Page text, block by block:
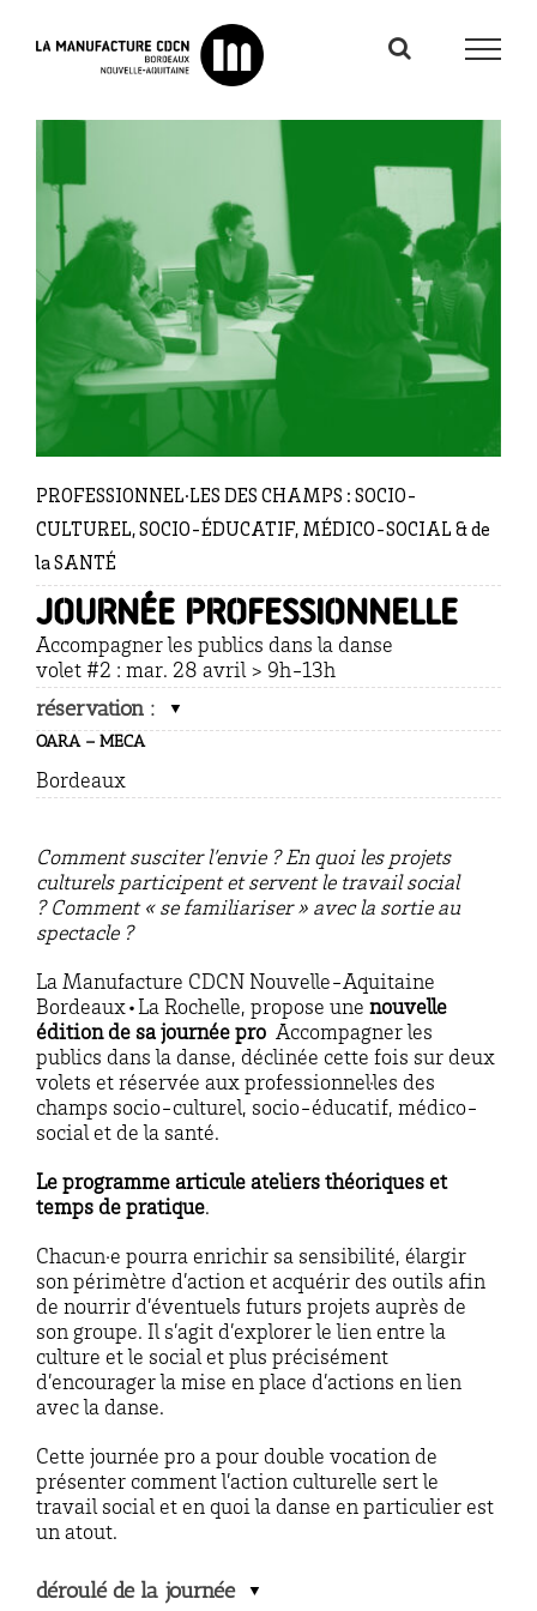
PROFESSIONNEL·LES DES CHAMPS : SOCIO-
CULTUREL, SOCIO-ÉDUCATIF, MÉDICO-SOCIAL & de
la SANTÉ
Journée professionnelle
Accompagner les publics dans la danse
volet #2 : mar. 28 avril > 9h-13h
réservation :
OARA – MECA
Bordeaux
Comment susciter l’envie ? En quoi les projets
culturels participent et servent le travail social
? Comment « se familiariser » avec la sortie au
spectacle ?
La Manufacture CDCN Nouvelle-Aquitaine
Bordeaux•La Rochelle, propose une nouvelle
édition de sa journée pro Accompagner les
publics dans la danse, déclinée cette fois sur deux
volets et réservée aux professionnel·les des
champs socio-culturel, socio-éducatif, médico-
social et de la santé.
Le programme articule ateliers théoriques et
temps de pratique.
Chacun·e pourra enrichir sa sensibilité, élargir
son périmètre d’action et acquérir des outils afin
de nourrir d’éventuels futurs projets auprès de
son groupe. Il s’agit d’explorer le lien entre la
culture et le social et plus précisément
d’encourager la mise en place d’actions en lien
avec la danse.
Cette journée pro a pour double vocation de
présenter comment l’action culturelle sert le
travail social et en quoi la danse en particulier est
un atout.
déroulé de la journée